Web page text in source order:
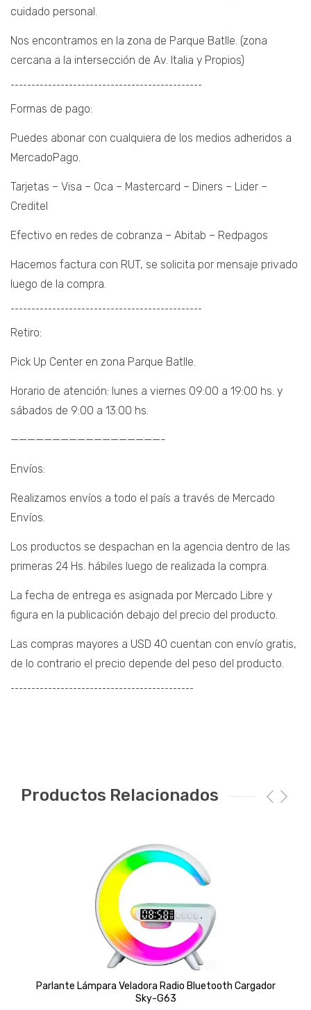
cuidado personal.
Nos encontramos en la zona de Parque Batlle. (zona
cercana a la intersección de Av. Italia y Propios)
¯¯¯¯¯¯¯¯¯¯¯¯¯¯¯¯¯¯¯¯¯¯¯¯¯¯¯¯¯¯¯¯¯¯¯¯¯¯¯¯¯¯¯¯¯¯
Formas de pago:
Puedes abonar con cualquiera de los medios adheridos a
MercadoPago.
Tarjetas – Visa – Oca – Mastercard – Diners – Lider –
Creditel
Efectivo en redes de cobranza – Abitab – Redpagos
Hacemos factura con RUT, se solicita por mensaje privado
luego de la compra.
¯¯¯¯¯¯¯¯¯¯¯¯¯¯¯¯¯¯¯¯¯¯¯¯¯¯¯¯¯¯¯¯¯¯¯¯¯¯¯¯¯¯¯¯¯¯
Retiro:
Pick Up Center en zona Parque Batlle.
Horario de atención: lunes a viernes 09:00 a 19:00 hs. y
sábados de 9:00 a 13:00 hs.
——————————————————-
Envíos:
Realizamos envíos a todo el país a través de Mercado
Envíos.
Los productos se despachan en la agencia dentro de las
primeras 24 Hs. hábiles luego de realizada la compra.
La fecha de entrega es asignada por Mercado Libre y
figura en la publicación debajo del precio del producto.
Las compras mayores a USD 40 cuentan con envío gratis,
de lo contrario el precio depende del peso del producto.
¯¯¯¯¯¯¯¯¯¯¯¯¯¯¯¯¯¯¯¯¯¯¯¯¯¯¯¯¯¯¯¯¯¯¯¯¯¯¯¯¯¯¯¯
Productos Relacionados
Parlante Lámpara Veladora Radio Bluetooth Cargador
Sky-G63